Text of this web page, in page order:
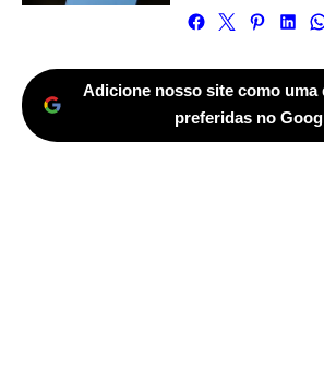
Adicione nosso site como uma
preferidas no